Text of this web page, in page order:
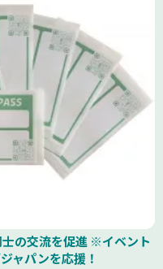
の交流を促進 ※イベント
ャパンを応援！